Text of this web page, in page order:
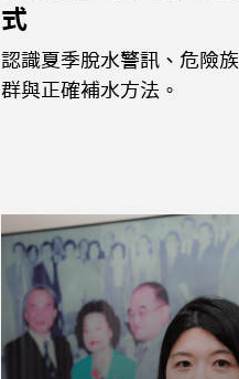
式
認識夏季脫水警訊、危險族
群與正確補水方法。